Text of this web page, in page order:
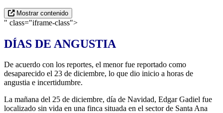
Mostrar contenido
" class="iframe-class">
DÍAS DE ANGUSTIA
De acuerdo con los reportes, el menor fue reportado como
desaparecido el 23 de diciembre, lo que dio inicio a horas de
angustia e incertidumbre.
La mañana del 25 de diciembre, día de Navidad, Edgar Gadiel fue
localizado sin vida en una finca situada en el sector de Santa Ana